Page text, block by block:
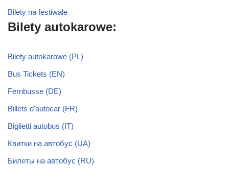
Bilety na festiwale
Bilety autokarowe:
Bilety autokarowe (PL)
Bus Tickets (EN)
Fernbusse (DE)
Billets d'autocar (FR)
Biglietti autobus (IT)
Квитки на автобус (UA)
Билеты на автобус (RU)